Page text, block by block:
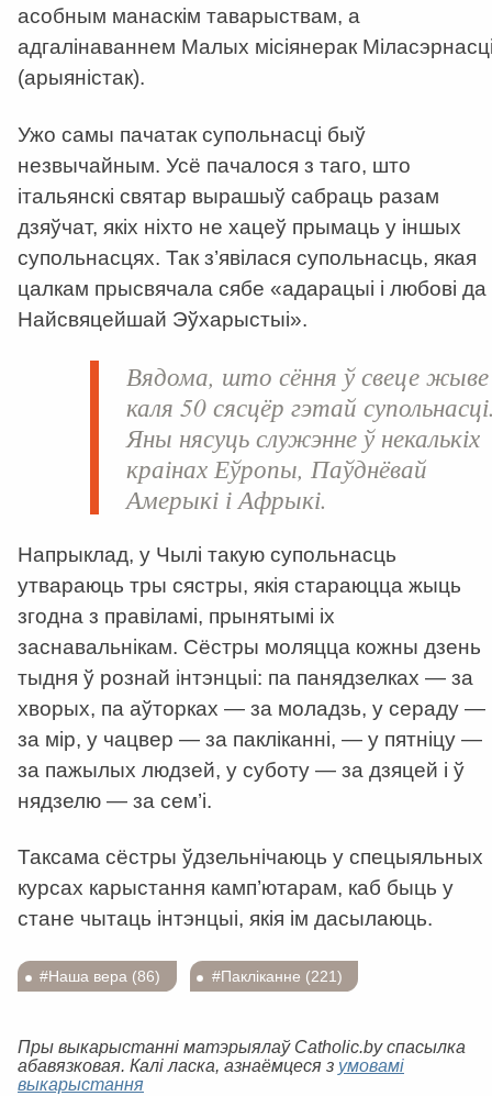
асобным манаскім таварыствам, а
адгалінаваннем Малых місіянерак
(арыяністак).
Ужо самы пачатак супольнасці быў
незвычайным. Усё пачалося з таго, што
італьянскі святар вырашыў сабраць разам
дзяўчат, якіх ніхто не хацеў прымаць у іншых
супольнасцях. Так з’явілася супольнасць, якая
цалкам прысвячала сябе «адарацыі і любові да
Найсвяцейшай Эўхарыстыі».
Вядома, што сёння ў свеце жыве
каля 50 сясцёр гэтай
Яны нясуць служэнне ў некалькіх
краінах Еўропы, Паўднёвай
Амерыкі і Афрыкі.
Напрыклад, у Чылі такую супольнасць
утвараюць тры сястры, якія стараюцца жыць
згодна з правіламі, прынятымі іх
заснавальнікам. Сёстры моляцца кожны дзень
тыдня ў рознай інтэнцыі: па панядзелках — за
хворых, па аўторках — за моладзь, у сераду —
за мір, у чацвер — за пакліканні, — у пятніцу —
за пажылых людзей, у суботу — за дзяцей і ў
нядзелю — за сем’і.
Таксама сёстры ўдзельнічаюць у спецыяльных
курсах карыстання камп’ютарам, каб быць у
стане чытаць інтэнцыі, якія ім дасылаюць.
#Наша вера (86) #Пакліканне (221)
Пры выкарыстанні матэрыялаў Catholic.by спасылка
абавязковая. Калі ласка, азнаёмцеся з умовамі
выкарыстання